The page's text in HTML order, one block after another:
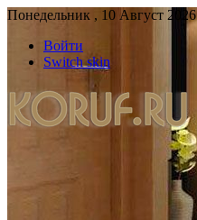
Понедельник , 10 Август 2026
Войти
Switch skin